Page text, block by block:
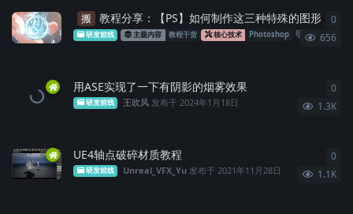
搬 教程分享：【PS】如何制作这三种特殊的图形
研发前线 主题内容 教程干货 核心技术 Photoshop 明明发布于
656
0
用ASE实现了一下有阴影的烟雾效果
研发前线 王吹风 发布于2024年1月18日 1.3K
0
UE4轴点破碎材质教程
研发前线 Unreal_VFX_Yu 发布于2021年11月28日 1.1K
0